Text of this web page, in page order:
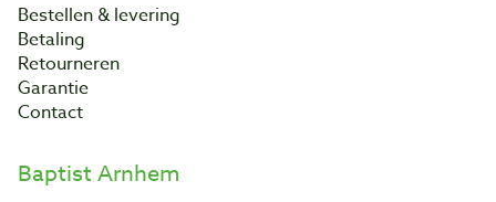
Bestellen & levering
Betaling
Retourneren
Garantie
Contact
Baptist Arnhem